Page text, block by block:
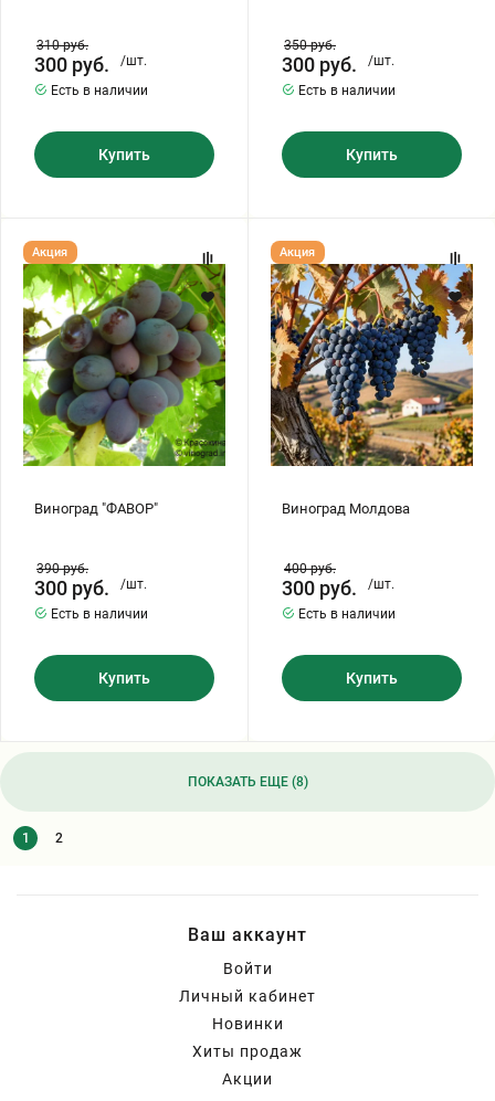
310руб.
300 руб.
/шт.
Есть в наличии
Купить
350руб.
300 руб.
/шт.
Есть в наличии
Купить
Виноград
"ФАВОР"
Виноград "ФАВОР"
Акция
390руб.
300 руб.
/шт.
Есть в наличии
Купить
Виноград
Молдова
Виноград Молдова
Акция
400руб.
300 руб.
/шт.
Есть в наличии
Купить
ПОКАЗАТЬ ЕЩЕ (8)
1 2
Ваш аккаунт
Войти
Личный кабинет
Новинки
Хиты продаж
Акции